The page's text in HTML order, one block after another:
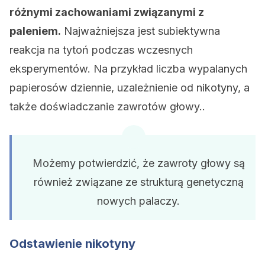
różnymi zachowaniami związanymi z
paleniem. Najważniejsza jest subiektywna
reakcja na tytoń podczas wczesnych
eksperymentów. Na przykład liczba wypalanych
papierosów dziennie, uzależnienie od nikotyny, a
także doświadczanie zawrotów głowy..
Możemy potwierdzić, że zawroty głowy są
również związane ze strukturą genetyczną
nowych palaczy.
Odstawienie nikotyny